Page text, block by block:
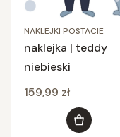
NAKLEJKI POSTACIE
naklejka | teddy
niebieski
Cena
159,99 zł
Do koszyka